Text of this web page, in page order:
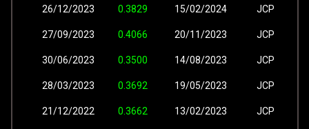
26/12/2023 0.3829 15/02/2024 JCP
27/09/2023 0.4066 20/11/2023 JCP
30/06/2023 0.3500 14/08/2023 JCP
28/03/2023 0.3692 19/05/2023 JCP
21/12/2022 0.3662 13/02/2023 JCP